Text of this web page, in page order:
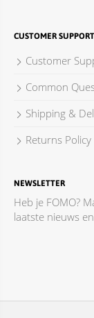
CUSTOMER SUPPORT
Customer
Common
Shipping &
Returns Policy
NEWSLETTER
Heb je FOMO?
laatste nieuws